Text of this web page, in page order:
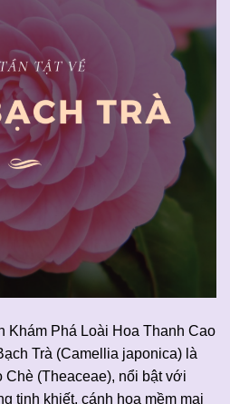
Khám Phá Loài Hoa Thanh Cao
Trà (Camellia japonica) là
Chè (Theaceae), nổi bật với
tinh khiết, cánh hoa mềm mại